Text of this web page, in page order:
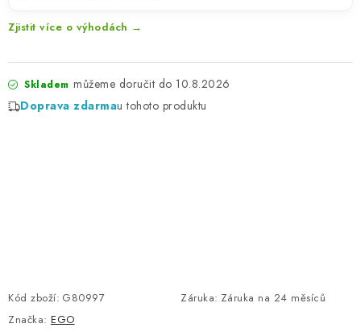
Zjistit více o výhodách →
Skladem
10.8.2026
Doprava zdarmau tohoto produktu
Kód zboží: G80997 Záruka: Záruka na 24 měsíců
Značka: EGO